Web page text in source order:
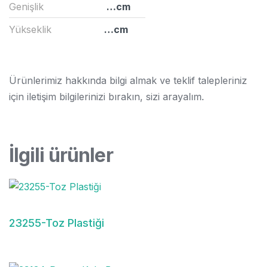
Genişlik
…cm
Yükseklik
…cm
Ürünlerimiz hakkında bilgi almak ve teklif talepleriniz
için iletişim bilgilerinizi bırakın, sizi arayalım.
İlgili ürünler
23255-Toz Plastiği